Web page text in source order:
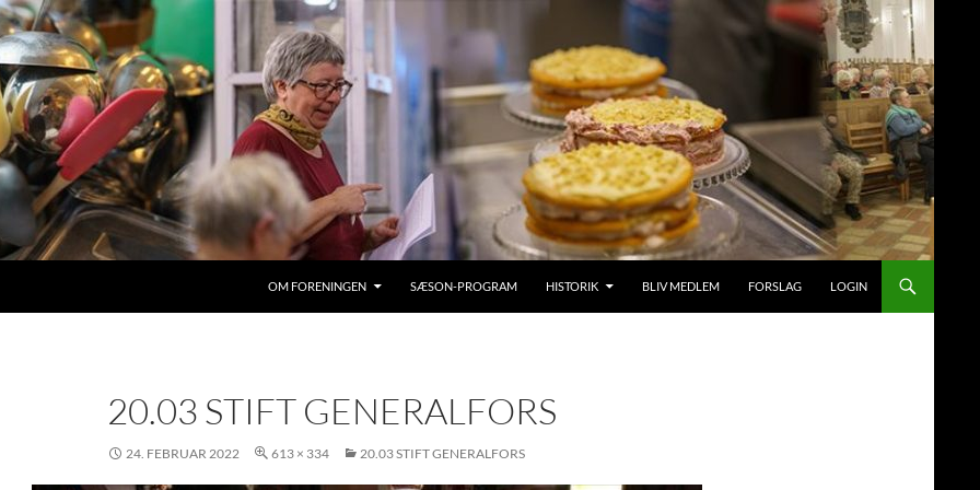
OM FORENINGEN SÆSON-PROGRAM HISTORIK BLIV MEDLEM FORSLAG LOGIN
20.03 STIFT GENERALFORS
24. FEBRUAR 2022 613 × 334 20.03 STIFT GENERALFORS